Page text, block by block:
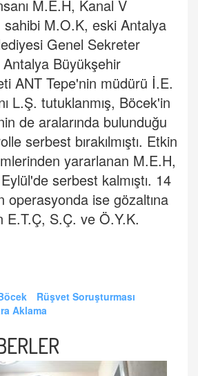
M.E.H, Kanal V
M.O.K, eski Antalya
Genel Sekreter
Antalya Büyükşehir
ANT Tepe'nin müdürü İ.E.
L.Ş. tutuklanmış, Böcek'in
de aralarında bulunduğu
serbest bırakılmıştı. Etkin
yararlanan M.E.H,
serbest kalmıştı. 14
operasyonda ise gözaltına
E.T.Ç, S.Ç. ve Ö.Y.K.
Rüşvet Soruşturması
Aklama